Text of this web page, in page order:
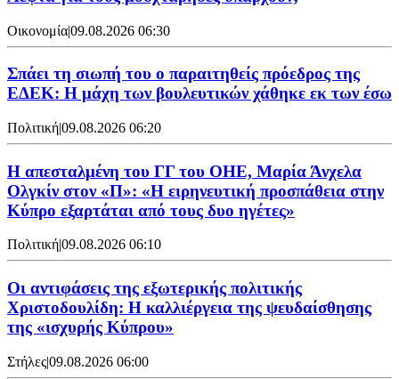
Οικονομία|09.08.2026 06:30
Σπάει τη σιωπή του ο παραιτηθείς πρόεδρος της
ΕΔΕΚ: Η μάχη των βουλευτικών χάθηκε εκ των έσω
Πολιτική|09.08.2026 06:20
Η απεσταλμένη του ΓΓ του ΟΗΕ, Μαρία Άνχελα
Ολγκίν στον «Π»: «Η ειρηνευτική προσπάθεια στην
Κύπρο εξαρτάται από τους δυο ηγέτες»
Πολιτική|09.08.2026 06:10
Οι αντιφάσεις της εξωτερικής πολιτικής
Χριστοδουλίδη: Η καλλιέργεια της ψευδαίσθησης
της «ισχυρής Κύπρου»
Στήλες|09.08.2026 06:00